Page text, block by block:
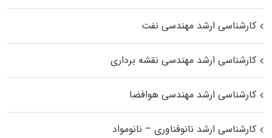
کارشناسی ارشد مهندسی نفت
کارشناسی ارشد مهندسی نقشه برداری
کارشناسی ارشد مهندسی هوافضا
کارشناسی ارشد نانوفناوری – نانومواد